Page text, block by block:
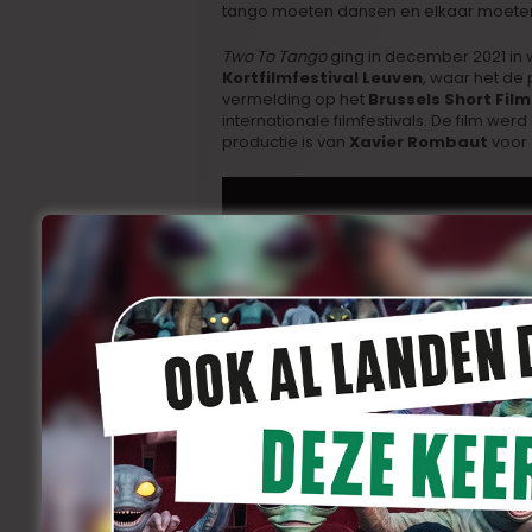
tango moeten dansen en elkaar
Two To Tangoging in december 2021
Kortfilmfestival Leuven, waar het de
vermelding op het Brussels Short
internationale filmfestivals. De film
productie is van Xavier Rombaut voor